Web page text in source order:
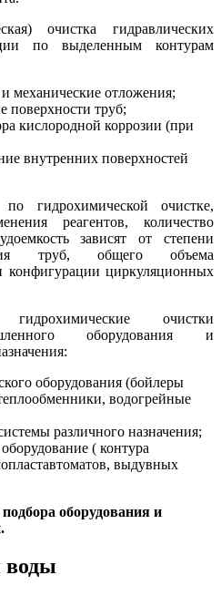
очистка гидравлических
по выделенным контурам
механические отложения;
поверхности труб;
кислородной коррозии (при
внутренних поверхностей
гидрохимической очистке,
реагентов, количество
зависят от степени
труб, общего объема
конфигурации циркуляционных
очистки
оборудования и
оборудования (бойлеры
водогрейные
различного назначения;
( контура
выдувных
оборудования и
воды